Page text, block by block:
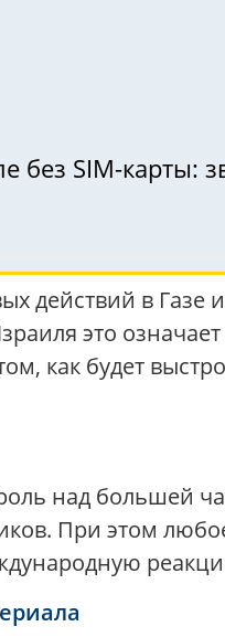
без SIM-карты:
действий в Газе
это
как будет
над большей
При этом